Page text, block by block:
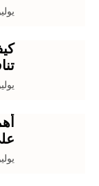
كيف
على